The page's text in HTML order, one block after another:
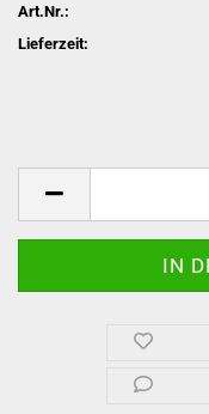
Art.Nr.:
Lieferzeit: